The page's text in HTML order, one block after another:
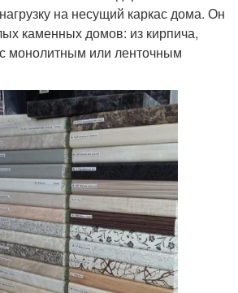
на несущий каркас дома. Он
каменных домов: из кирпича,
монолитным или ленточным